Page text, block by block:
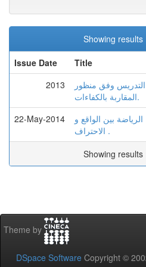
Showing results
Issue Date
Title
2013
التدريس وفق منظور
المقاربة بالكفاءات.
22-May-2014
الرياضة بين الواقع و
الاحتراف .
Showing results
Theme by
DSpace Software Copyright ©